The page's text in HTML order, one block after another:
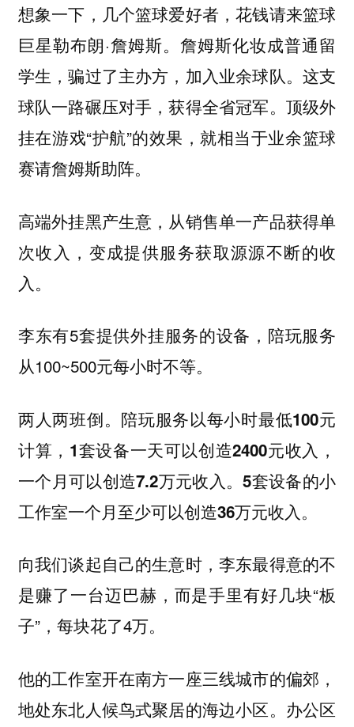
想象一下，几个篮球爱好者，花钱请来篮球
巨星勒布朗·詹姆斯。詹姆斯化妆成普通留
学生，骗过了主办方，加入业余球队。这支
球队一路碾压对手，获得全省冠军。顶级外
挂在游戏“护航”的效果，就相当于业余篮球
赛请詹姆斯助阵。
高端外挂黑产生意，从销售单一产品获得单
次收入，变成提供服务获取源源不断的收
入。
李东有5套提供外挂服务的设备，陪玩服务
从100~500元每小时不等。
两人两班倒。陪玩服务以每小时最低100元
计算，1套设备一天可以创造2400元收入，
一个月可以创造7.2万元收入。5套设备的小
工作室一个月至少可以创造36万元收入。
向我们谈起自己的生意时，李东最得意的不
是赚了一台迈巴赫，而是手里有好几块“板
子”，每块花了4万。
他的工作室开在南方一座三线城市的偏郊，
地处东北人候鸟式聚居的海边小区。办公区